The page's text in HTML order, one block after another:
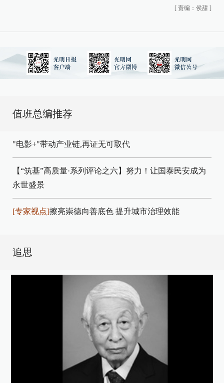
[ 责编：侯甜 ]
值班总编推荐
"电影+"带动产业链,再证无可取代
【“筑基”高质量·系列评论之六】努力！让国泰民安成为
永世盛景
[专家视点]擦亮崇德向善底色 提升城市治理效能
追思